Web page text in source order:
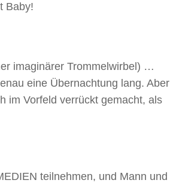
Baby!
imaginärer Trommelwirbel) …
eine Übernachtung lang. Aber
im Vorfeld verrückt gemacht, als
teilnehmen, und Mann und